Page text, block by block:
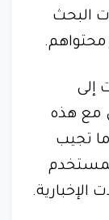
البحث
إلى
مع هذه
تجيب
الإخبارية.